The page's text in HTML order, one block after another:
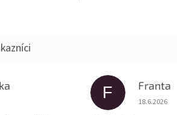
obchodu je 5 z 5 hvězdiček.F Franta
18.6.2026